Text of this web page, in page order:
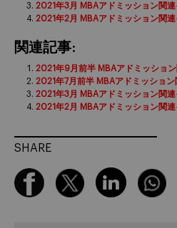
2021年3月 MBAアドミッション関連
2021年2月 MBAアドミッション関連
関連記事:
2021年9月前半 MBAアドミッショ
2021年7月前半 MBAアドミッション
2021年3月 MBAアドミッション関連
2021年2月 MBAアドミッション関連
SHARE